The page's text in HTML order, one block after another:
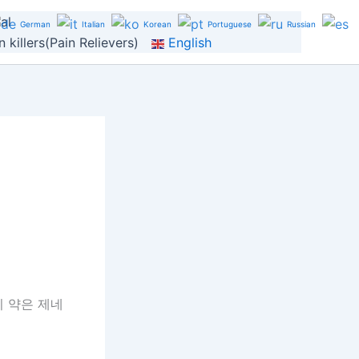
killers(Pain Relievers)
English
약은 제네
German Italian Korean Portuguese Russian